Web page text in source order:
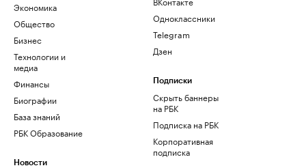
Экономика
Общество
Бизнес
Технологии и
медиа
Финансы
Биографии
База знаний
РБК Образование
Новости
Одноклассники
Telegram
Дзен
Подписки
Скрыть баннеры
на РБК
Подписка на РБК
Корпоративная
подписка